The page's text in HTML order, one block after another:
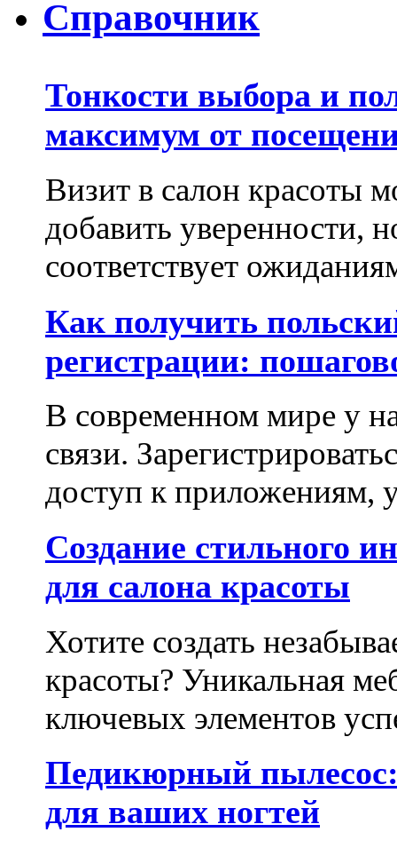
Справочник
Тонкости выбора и
максимум от
Визит в салон красоты
добавить уверенности,
соответствует
Как получить
регистрации:
В современном мире у
связи.
доступ к приложениям,
Создание стильного
для салона красоты
Хотите создать
красоты? Уникальная
ключевых элементов
Педикюрный
для ваших ногтей